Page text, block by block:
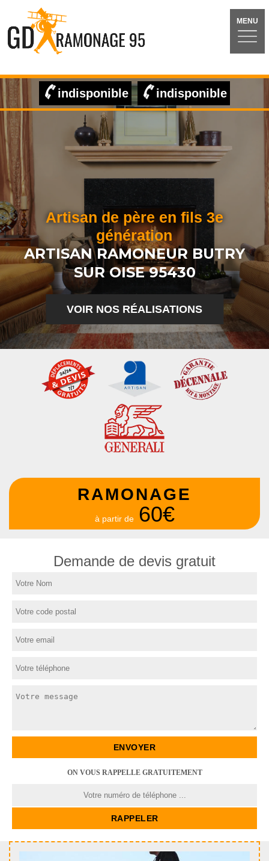
MENU
indisponible indisponible
Artisan de père en fils 3e
génération
ARTISAN RAMONEUR BUTRY
SUR OISE 95430
VOIR NOS RÉALISATIONS
RAMONAGE
à partir de 60€
Demande de devis gratuit
ON VOUS RAPPELLE GRATUITEMENT